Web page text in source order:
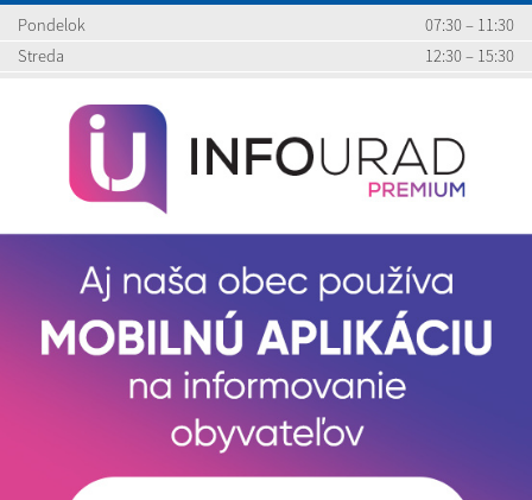
Pondelok
07:30 – 11:30
Streda
12:30 – 15:30